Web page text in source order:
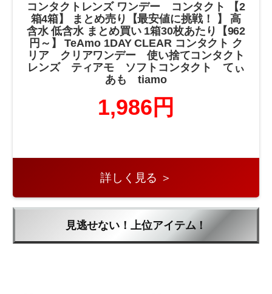
コンタクトレンズ ワンデー コンタクト 【2
箱4箱】 まとめ売り【最安値に挑戦！ 】 高
含水 低含水 まとめ買い 1箱30枚あたり【962
円～】 TeAmo 1DAY CLEAR コンタクト ク
リア クリアワンデー 使い捨てコンタクト
レンズ ティアモ ソフトコンタクト てぃ
あも tiamo
1,986円
詳しく見る ＞
見逃せない！上位アイテム！